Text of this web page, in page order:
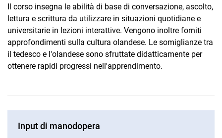
Il corso insegna le abilità di base di conversazione, ascolto,
lettura e scrittura da utilizzare in situazioni quotidiane e
universitarie in lezioni interattive. Vengono inoltre forniti
approfondimenti sulla cultura olandese. Le somiglianze tra
il tedesco e l'olandese sono sfruttate didatticamente per
ottenere rapidi progressi nell'apprendimento.
Input di manodopera